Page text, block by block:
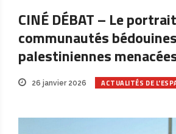
CINÉ DÉBAT – Le
communautés bédouines
palestiniennes
26 janvier 2026 ACTUALITÉS DE